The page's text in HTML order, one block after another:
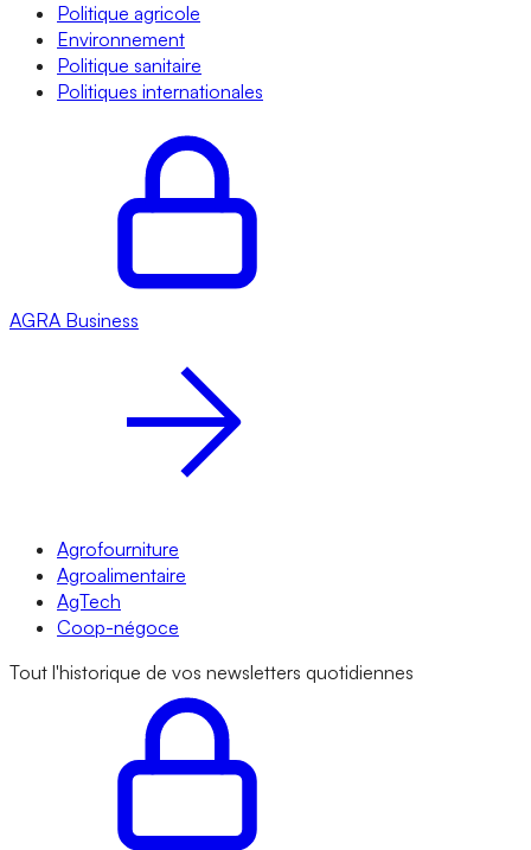
Politique agricole
Environnement
Politique sanitaire
Politiques internationales
AGRA Business
Agrofourniture
Agroalimentaire
AgTech
Coop-négoce
Tout l'historique de vos newsletters quotidiennes